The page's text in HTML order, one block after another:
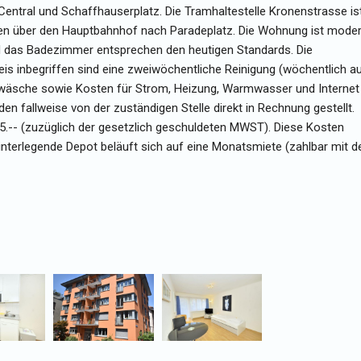
und Schaffhauserplatz. Die Tramhaltestelle Kronenstrasse
über den Hauptbahnhof nach Paradeplatz. Die Wohnung ist
Badezimmer entsprechen den heutigen Standards. Die
inbegriffen sind eine zweiwöchentliche Reinigung (wöchentlich
sowie Kosten für Strom, Heizung, Warmwasser und Internet
fallweise von der zuständigen Stelle direkt in Rechnung gestellt.
(zuzüglich der gesetzlich geschuldeten MWST). Diese Kosten
Depot beläuft sich auf eine Monatsmiete (zahlbar mit